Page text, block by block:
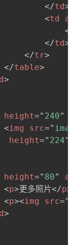
</td>
<td
<
</td>
</tr>
</table>
>
height=" 240"
<img src="
height=" 224"
height=" 80"
<p>更多照片</p>
<p><img src="
>